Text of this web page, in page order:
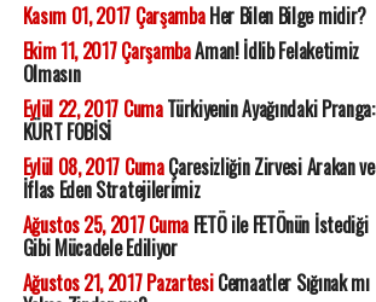
Kasım 01, 2017 ÇarşambaHer Bilen Bilge midir?
Ekim 11, 2017 ÇarşambaAman! İdlib Felaketimiz
Olmasın
Eylül 22, 2017 CumaTürkiyenin Ayağındaki Pranga:
KÜRT FOBİSİ
Eylül 08, 2017 CumaÇaresizliğin Zirvesi Arakan ve
İflas Eden Stratejilerimiz
Ağustos 25, 2017 CumaFETÖ ile FETÖnün İstediği
Gibi Mücadele Ediliyor
Ağustos 21, 2017 PazartesiCemaatler Sığınak mı